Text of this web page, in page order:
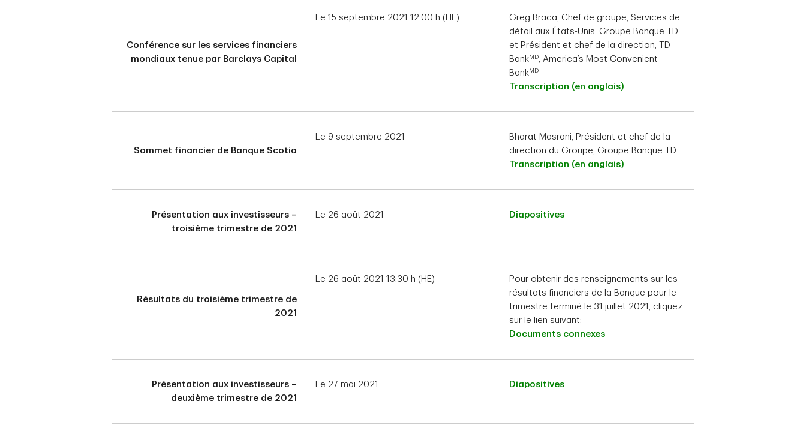
Conférence sur les services financiers
mondiaux tenue par Barclays Capital
Le 15 septembre 2021 12:00 h (HE)
Greg Braca, Chef de groupe, Services de
détail aux États-Unis, Groupe Banque TD
et Président et chef de la direction, TD
BankMD, America’s Most Convenient
BankMD
Transcription (en anglais)
Sommet financier de Banque Scotia
Le 9 septembre 2021
Bharat Masrani, Président et chef de la
direction du Groupe, Groupe Banque TD
Transcription (en anglais)
Présentation aux investisseurs –
troisième trimestre de 2021
Le 26 août 2021 Diapositives
Résultats du troisième trimestre de
2021
Le 26 août 2021 13:30 h (HE)
Pour obtenir des renseignements sur les
résultats financiers de la Banque pour le
trimestre terminé le 31 juillet 2021, cliquez
sur le lien suivant:
Documents connexes
Présentation aux investisseurs –
deuxième trimestre de 2021
Le 27 mai 2021 Diapositives